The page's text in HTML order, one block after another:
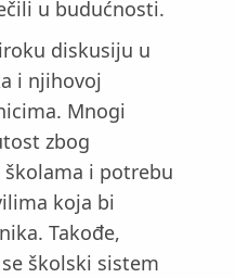
u budućnosti.
diskusiju u
i njihovoj
Mnogi
zbog
školama i potrebu
koja bi
Takođe,
školski sistem